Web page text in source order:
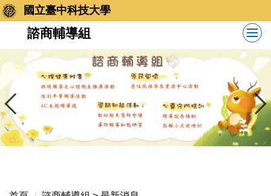
跳
到
內
容
區
國立臺中科技大學
諮商輔導組